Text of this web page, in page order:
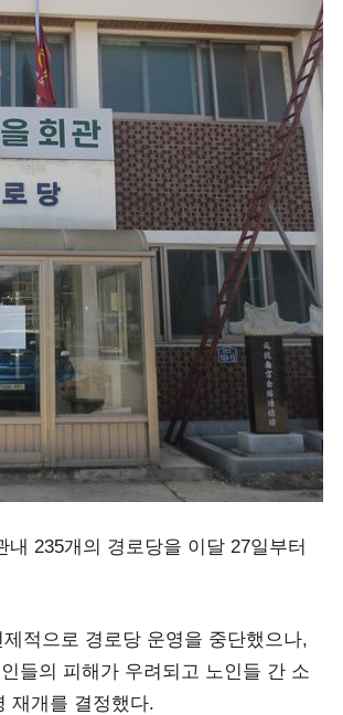
235개의 경로당을 이달 27일부터
적으로 경로당 운영을 중단했으나,
들의 피해가 우려되고 노인들 간 소
재개를 결정했다.